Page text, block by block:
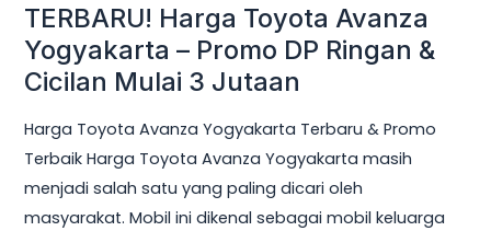
TERBARU! Harga Toyota Avanza
Yogyakarta – Promo DP Ringan &
Cicilan Mulai 3 Jutaan
Harga Toyota Avanza Yogyakarta Terbaru & Promo
Terbaik Harga Toyota Avanza Yogyakarta masih
menjadi salah satu yang paling dicari oleh
masyarakat. Mobil ini dikenal sebagai mobil keluarga
Mulai
3
Jutaan